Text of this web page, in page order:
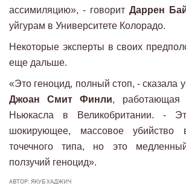
ассимиляцию», - говорит Даррен
уйгурам в Университете Колорадо.
Некоторые эксперты в своих
еще дальше.
«Это геноцид, полный стоп, - сказала
Джоан Смит Финли, работающая
Ньюкасла в Великобритании. -
шокирующее, массовое убийство
точечного типа, но это
ползучий геноцид».
АВТОР: ЯКУБ ХАДЖИЧ